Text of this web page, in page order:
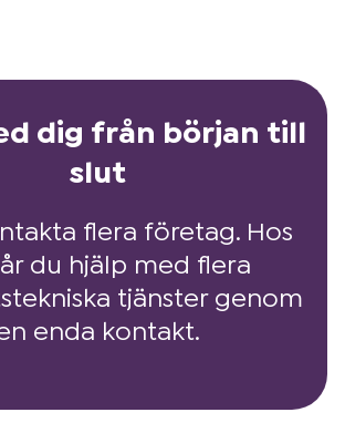
dig från början till
slut
flera företag. Hos
du hjälp med flera
tjänster genom
enda kontakt.